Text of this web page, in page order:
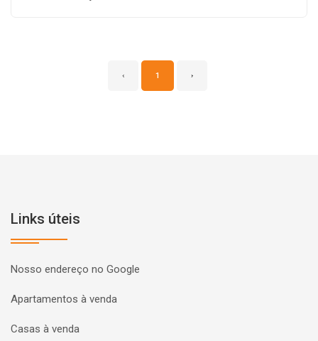
‹ 1 ›
Links úteis
Nosso endereço no Google
Apartamentos à venda
Casas à venda